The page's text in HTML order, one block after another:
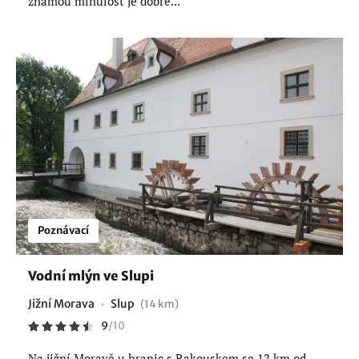
Poznávací
Vodní mlýn ve Slupi
Jižní Morava Slup (14 km)
9/10